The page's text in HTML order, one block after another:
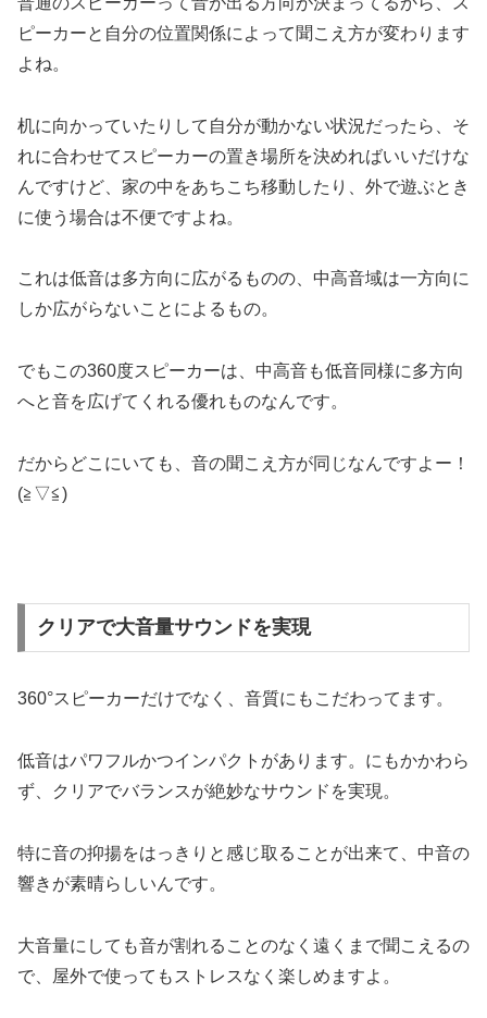
ピーカーと自分の位置関係によって聞こえ方が変わります
よね。
机に向かっていたりして自分が動かない状況だったら、そ
れに合わせてスピーカーの置き場所を決めればいいだけな
んですけど、家の中をあちこち移動したり、外で遊ぶとき
に使う場合は不便ですよね。
これは低音は多方向に広がるものの、中高音域は一方向に
しか広がらないことによるもの。
でもこの360度スピーカーは、中高音も低音同様に多方向
へと音を広げてくれる優れものなんです。
だからどこにいても、音の聞こえ方が同じなんですよー！
(≧▽≦)
クリアで大音量サウンドを実現
360°スピーカーだけでなく、音質にもこだわってます。
低音はパワフルかつインパクトがあります。にもかかわら
ず、クリアでバランスが絶妙なサウンドを実現。
特に音の抑揚をはっきりと感じ取ることが出来て、中音の
響きが素晴らしいんです。
大音量にしても音が割れることのなく遠くまで聞こえるの
で、屋外で使ってもストレスなく楽しめますよ。